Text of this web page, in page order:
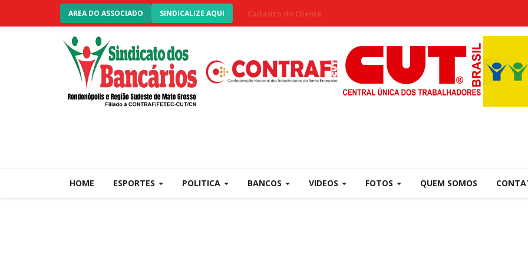
AREA DO ASSOCIADO SINDICALIZE AQUI Cadastro do Cliente
HOME ESPORTES POLITICA BANCOS VIDEOS FOTOS QUEM SOMOS